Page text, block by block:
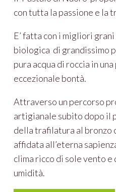
con tutta la passione e la
E’ fatta con i migliori
biologica di grandissimo
pura acqua di roccia in
eccezionale bontà.
Attraverso un percorso
artigianale subito dopo il
della trafilatura al bronzo
affidata all’eterna
clima ricco di sole vento
umidità.